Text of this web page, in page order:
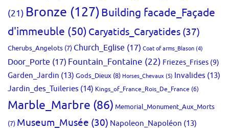
(21) Bronze (127)Building facade_Façade
d'immeuble (50) Caryatids_Caryatides (37)
Cherubs_Angelots (7) Church_Eglise (17) Coat of arms_Blason (4)
Door_Porte (17) Fountain_Fontaine (22) Friezes_Frises (9)
Garden_Jardin (13) Gods_Dieux (8) Horses_Chevaux (5) Invalides (13)
Jardin_des_Tuileries (14) Kings_of_France_Rois_De_France (6)
Marble_Marbre (86) Memorial_Monument_Aux_Morts
(7) Museum_Musée (30) Napoleon_Napoléon (13)